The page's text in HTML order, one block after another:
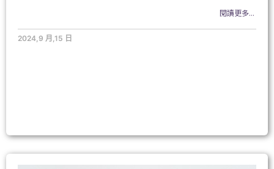
閱讀更多...
2024,9 月,15 日